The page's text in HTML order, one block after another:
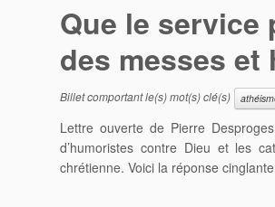
Que le service
des messes
Billet comportant le(s) mot(s) clé(s)
Lettre ouverte de Pierre
d’humoristes contre Dieu et les
chrétienne. Voici la réponse